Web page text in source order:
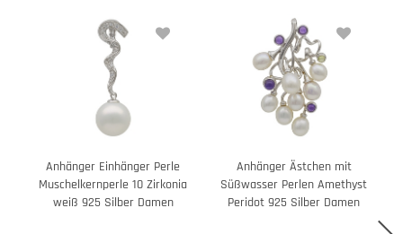
Anhänger Einhänger Perle
Muschelkernperle 10 Zirkonia
weiß 925 Silber Damen
Anhänger Ästchen mit
Süßwasser Perlen Amethyst
Peridot 925 Silber Damen